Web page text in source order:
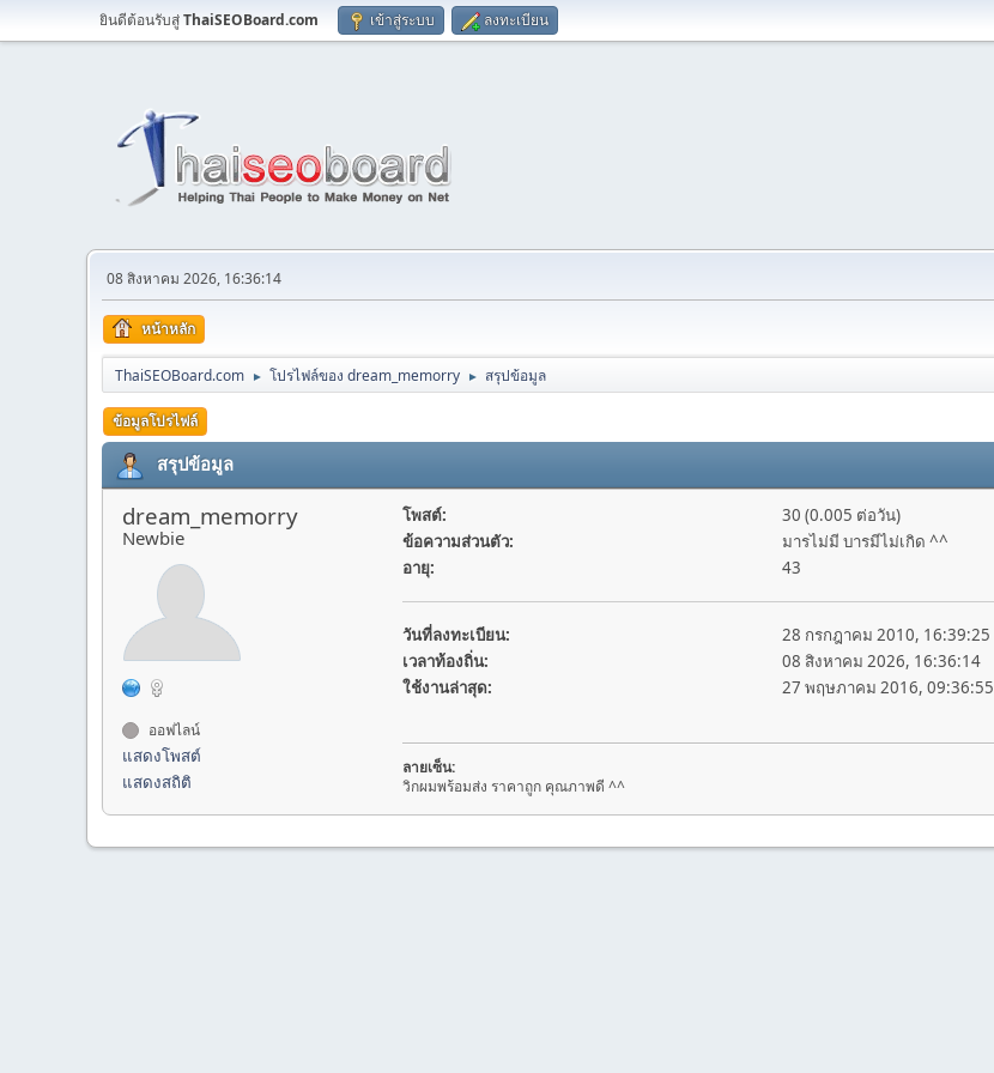
ยินดีต้อนรับสู่ThaiSEOBoard.com เข้าสู่ระบบ ลงทะเบียน
08 สิงหาคม 2026, 16:36:14
หน้าหลัก
ThaiSEOBoard.com ► โปรไฟล์ของ dream_memorry ► สรุปข้อมูล
ข้อมูลโปรไฟล์
สรุปข้อมูล
dream_memorry
Newbie
ออฟไลน์
แสดงโพสต์
แสดงสถิติ
โพสต์:
30 (0.005 ต่อวัน)
ข้อความส่วนตัว:
มารไม่มี บารมีไม่เกิด ^^
อายุ:
43
วันที่ลงทะเบียน:
28 กรกฎาคม 2010, 16:39:25
เวลาท้องถิ่น:
08 สิงหาคม 2026, 16:36:14
ใช้งานล่าสุด:
27 พฤษภาคม 2016, 09:36:55
ลายเซ็น:
วิกผมพร้อมส่ง ราคาถูก คุณภาพดี ^^